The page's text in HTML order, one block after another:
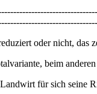
oder nicht, das
beim
für sich seine